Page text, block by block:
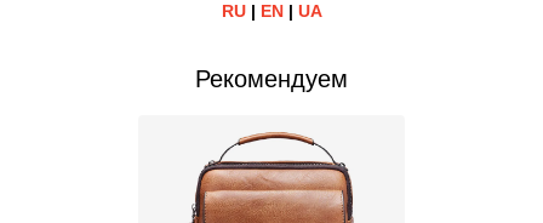
RU| EN| UA
Рекомендуем